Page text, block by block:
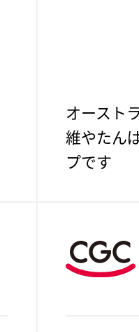
オースト
維やたん
プです